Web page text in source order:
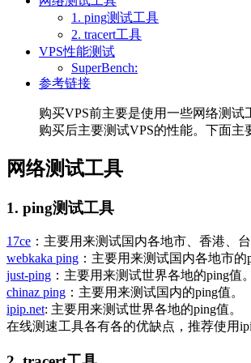
1. ping测试工具
2. tracert工具
VPS性能测试
SuperBench:
参考链接
购买VPS前主要是使用一些网络测试
购买后主要测试VPS的性能。下面主
网络测试工具
1. ping测试工具
17ce ：主要用来测试国内各地市、香港、
webkaka ping ：主要用来测试国内各地市
just-ping ：主要用来测试世界各地的ping值。
chinaz ping ：主要用来测试国内的ping值。
ipip.net: 主要用来测试世界各地的ping值。
在线测速工具各有各的优缺点，推荐使用